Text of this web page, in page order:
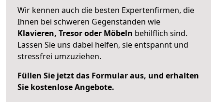
Wir kennen auch die besten Expertenfirmen, die
Ihnen bei schweren Gegenständen wie
Klavieren, Tresor oder Möbeln behilflich sind.
Lassen Sie uns dabei helfen, sie entspannt und
stressfrei umzuziehen.
Füllen Sie jetzt das Formular aus, und erhalten
Sie kostenlose Angebote.